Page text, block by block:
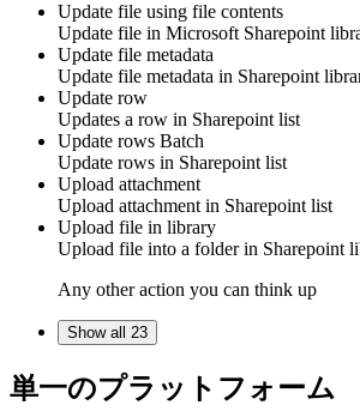
Update file using file contents
Update file in Microsoft Sharepoint
Update file metadata
Update file metadata in Sharepoint
Update row
Updates a row in Sharepoint list
Update rows Batch
Update rows in Sharepoint list
Upload attachment
Upload attachment in Sharepoint list
Upload file in library
Upload file into a folder in Sharepoint
Any other action you can think up
Show all 23
単一のプラットフォーム